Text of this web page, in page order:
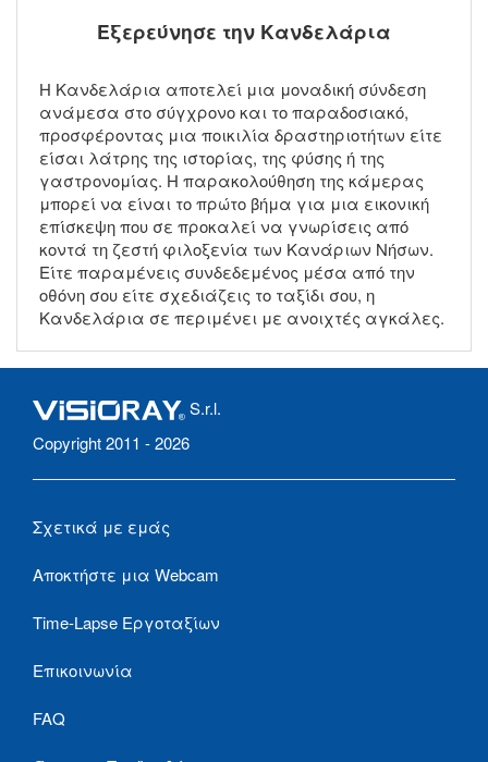
Εξερεύνησε την Κανδελάρια
Η Κανδελάρια αποτελεί μια μοναδική σύνδεση
ανάμεσα στο σύγχρονο και το παραδοσιακό,
προσφέροντας μια ποικιλία δραστηριοτήτων είτε
είσαι λάτρης της ιστορίας, της φύσης ή της
γαστρονομίας. Η παρακολούθηση της κάμερας
μπορεί να είναι το πρώτο βήμα για μια εικονική
επίσκεψη που σε προκαλεί να γνωρίσεις από
κοντά τη ζεστή φιλοξενία των Κανάριων Νήσων.
Είτε παραμένεις συνδεδεμένος μέσα από την
οθόνη σου είτε σχεδιάζεις το ταξίδι σου, η
Κανδελάρια σε περιμένει με ανοιχτές αγκάλες.
S.r.l.
Copyright 2011 - 2026
Σχετικά με εμάς
Αποκτήστε μια Webcam
Time-Lapse Εργοταξίων
Επικοινωνία
FAQ